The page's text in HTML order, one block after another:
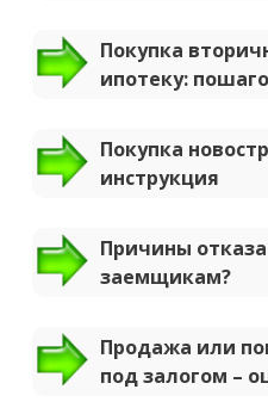
Покупка
ипотеку:
Покупка
инструкция
Причины
заемщикам?
Продажа или
под залогом –